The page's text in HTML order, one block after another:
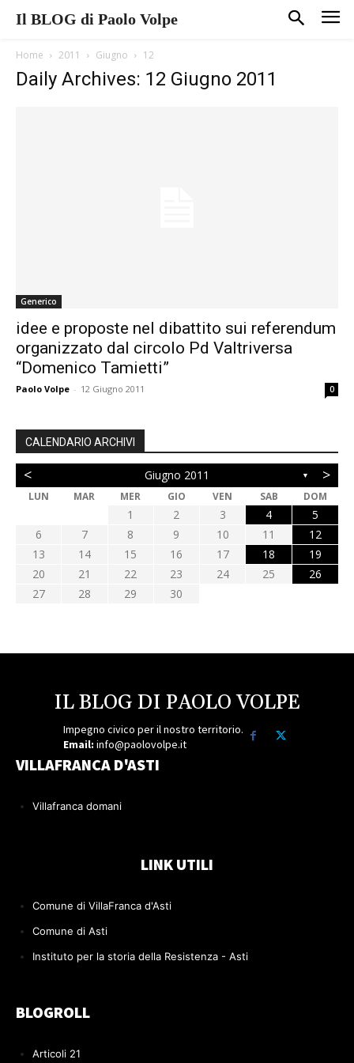
Il BLOG di Paolo Volpe
Home 2011 Giugno 12
Daily Archives: 12 Giugno 2011
Generico
idee e proposte nel dibattito sui referendum
organizzato dal circolo Pd Valtriversa
“Domenico Tamietti”
Paolo Volpe - 12 Giugno 2011 0
CALENDARIO ARCHIVI
< Giugno 2011 ▼ >
LUN MAR MER GIO VEN SAB DOM
1 2 3 4
5
6
7 8 9 10 11
12
13
14 15 16 17 18
19
20
21 22 23 24 25
26
27
28 29 30
IL BLOG DI PAOLO VOLPE
Impegno civico per il nostro territorio.
Email: info@paolovolpe.it
VILLAFRANCA D'ASTI
Villafranca domani
LINK UTILI
Comune di VillaFranca d'Asti
Comune di Asti
Instituto per la storia della Resistenza - Asti
BLOGROLL
Articoli 21